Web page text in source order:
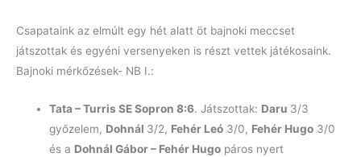
Csapataink az elmúlt egy hét alatt öt bajnoki meccset
játszottak és egyéni versenyeken is részt vettek játékosaink.
Bajnoki mérkőzések- NB I.:
Tata – Turris SE Sopron 8:6. Játszottak: Daru 3/3
győzelem, Dohnál 3/2, Fehér Leó 3/0, Fehér Hugo 3/0
és a Dohnál Gábor – Fehér Hugo páros nyert